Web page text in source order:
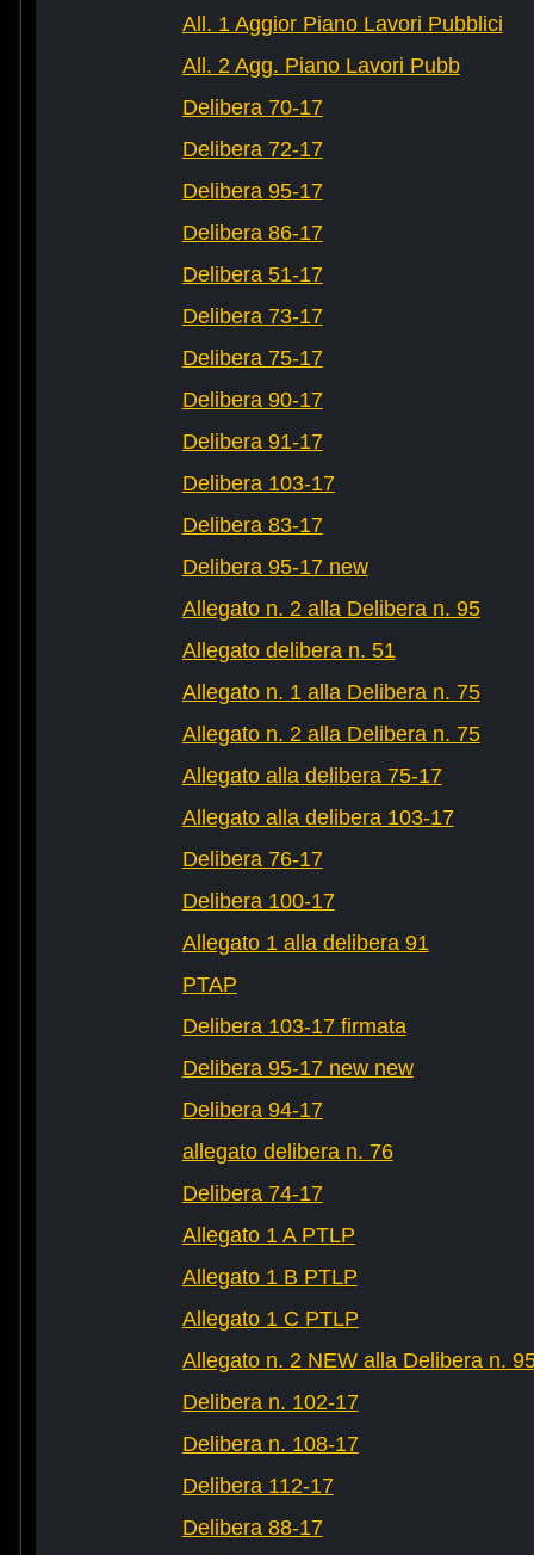
All. 1 Aggior Piano Lavori Pubblici
All. 2 Agg. Piano Lavori Pubb
Delibera 70-17
Delibera 72-17
Delibera 95-17
Delibera 86-17
Delibera 51-17
Delibera 73-17
Delibera 75-17
Delibera 90-17
Delibera 91-17
Delibera 103-17
Delibera 83-17
Delibera 95-17 new
Allegato n. 2 alla Delibera n. 95
Allegato delibera n. 51
Allegato n. 1 alla Delibera n. 75
Allegato n. 2 alla Delibera n. 75
Allegato alla delibera 75-17
Allegato alla delibera 103-17
Delibera 76-17
Delibera 100-17
Allegato 1 alla delibera 91
PTAP
Delibera 103-17 firmata
Delibera 95-17 new new
Delibera 94-17
allegato delibera n. 76
Delibera 74-17
Allegato 1 A PTLP
Allegato 1 B PTLP
Allegato 1 C PTLP
Allegato n. 2 NEW alla Delibera n.
Delibera n. 102-17
Delibera n. 108-17
Delibera 112-17
Delibera 88-17